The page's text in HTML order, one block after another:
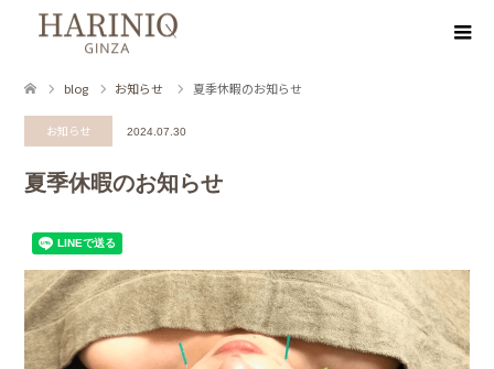
blog お知らせ 夏季休暇のお知らせ
お知らせ 2024.07.30
夏季休暇のお知らせ